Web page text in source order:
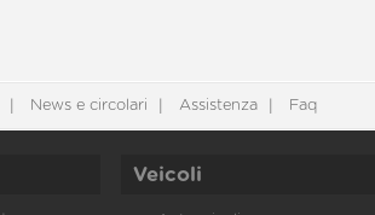
News e circolari Assistenza Faq
Veicoli